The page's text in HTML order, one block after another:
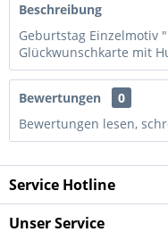
Beschreibung
Geburtstag Einzelmotiv
Glückwunschkarte mit
Bewertungen
0
Bewertungen lesen,
Service Hotline
Unser Service